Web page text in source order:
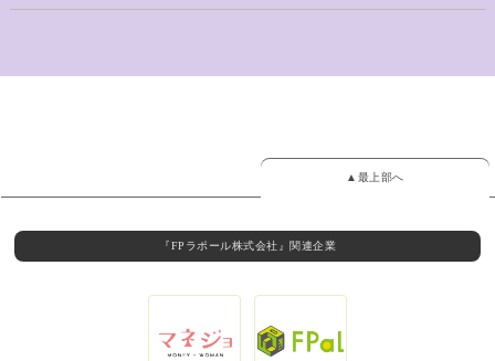
▲最上部へ
『FPラポール株式会社』関連企業